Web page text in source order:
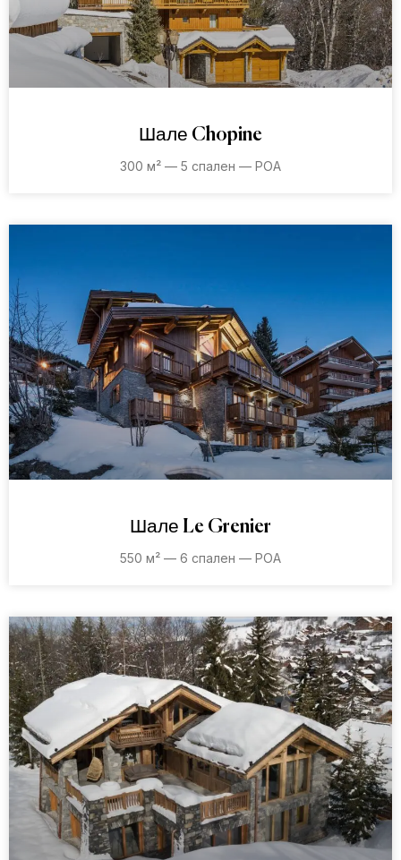
Шале Chopine
300 м² — 5 спален — POA
Шале Le Grenier
550 м² — 6 спален — POA